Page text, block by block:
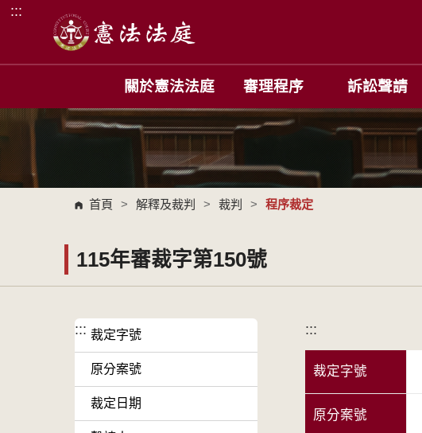
跳到主要內容區塊
:::
關於憲法法庭 審理程序 訴訟聲請
首頁 > 解釋及裁判 > 裁判 > 程序裁定
115年審裁字第150號
::: 裁定字號
原分案號
裁定日期
:::
裁定字號
原分案號